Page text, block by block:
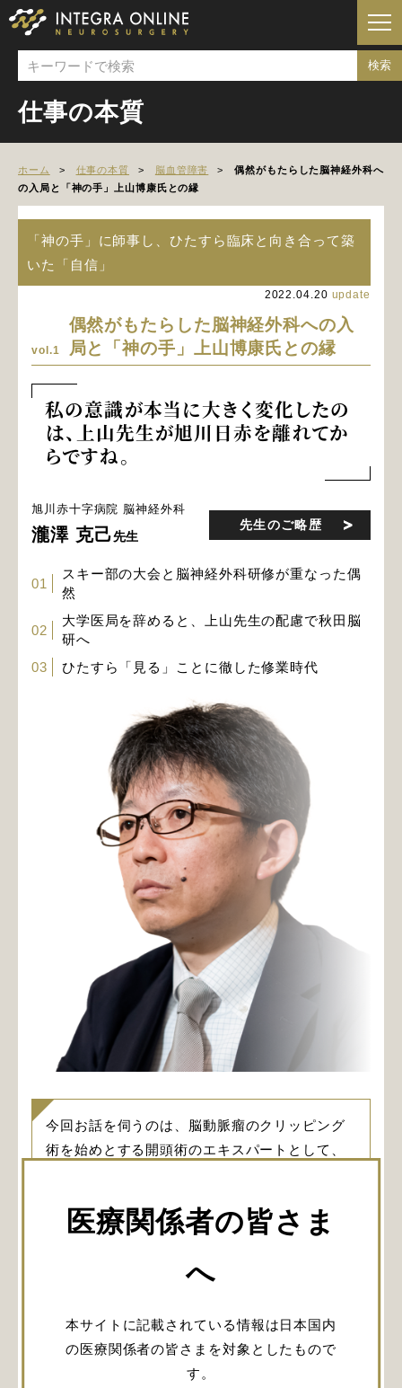
医療関係者の皆さま
へ
本サイトに記載されている情報は日本国内
の医療関係者の皆さまを対象としたもので
す。
仕事の本質
ホーム 仕事の本質 脳血管障害
偶然がもたらした脳神経外科へ
の入局と「神の手」上山博康氏との縁
「神の手」に師事し、ひたすら臨床と向き合って築
いた「自信」
2022.04.20 update
vol.1
偶然がもたらした脳神経外科への入
局と「神の手」上山博康氏との縁
私の意識が本当に大きく変化したの
は、上山先生が旭川日赤を離れてか
らですね。
旭川赤十字病院 脳神経外科
瀧澤 克己先生
先生のご略歴
01
スキー部の大会と脳神経外科研修が重なった偶
然
02
大学医局を辞めると、上山先生の配慮で秋田脳
研へ
03
ひたすら「見る」ことに徹した修業時代
今回お話を伺うのは、脳動脈瘤のクリッピング
術を始めとする開頭術のエキスパートとして、
Vol.1では脳神経外科に進まれた経緯や、長く師
時代などを語っていただきました。
閲覧にはログインが必要です。